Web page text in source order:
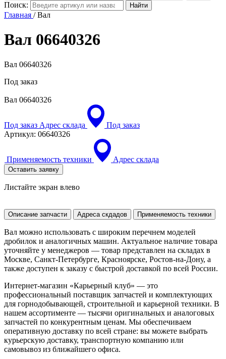
Поиск:
Главная /Вал
Вал 06640326
Вал 06640326
Под заказ
Вал 06640326
Под заказ Адрес склада
Под заказ
Артикул: 06640326
Применяемость техники Адрес склада
Оставить заявку
Листайте экран влево
Описание запчасти Адреса скдадов Применяемость техники
Вал можно использовать с широким перечнем моделей
дробилок и аналогичных машин. Актуальное наличие товара
уточняйте у менеджеров — товар представлен на складах в
Москве, Санкт-Петербурге, Красноярске, Ростов-на-Дону, а
также доступен к заказу с быстрой доставкой по всей России.
Интернет-магазин «Карьерный клуб» — это
профессиональный поставщик запчастей и комплектующих
для горнодобывающей, строительной и карьерной техники. В
нашем ассортименте — тысячи оригинальных и аналоговых
запчастей по конкурентным ценам. Мы обеспечиваем
оперативную доставку по всей стране: вы можете выбрать
курьерскую доставку, транспортную компанию или
самовывоз из ближайшего офиса.